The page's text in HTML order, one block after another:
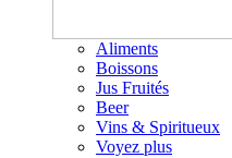
Aliments
Boissons
Jus Fruités
Beer
Vins & Spiritueux
Voyez plus